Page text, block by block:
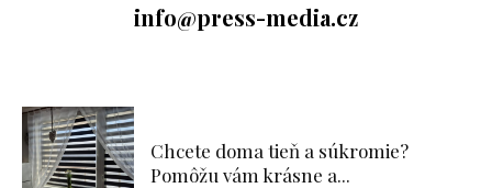
info@press-media.cz
Chcete doma tieň a súkromie?
Pomôžu vám krásne a...